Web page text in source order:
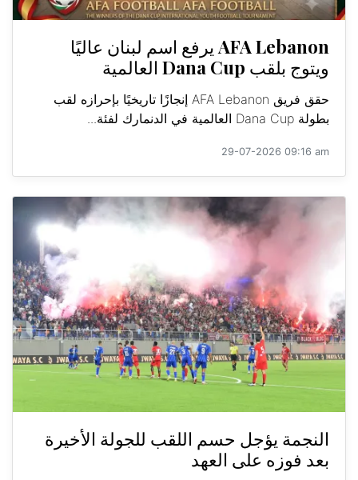
AFA Lebanon يرفع اسم لبنان عاليًا
ويتوج بلقب Dana Cup العالمية
حقق فريق AFA Lebanon إنجازًا تاريخيًا بإحرازه لقب
بطولة Dana Cup العالمية في الدنمارك لفئة...
29-07-2026 09:16 am
النجمة يؤجل حسم اللقب للجولة الأخيرة
بعد فوزه على العهد